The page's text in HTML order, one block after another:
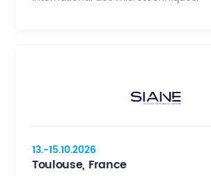
13.-15.10.2026
Toulouse, France